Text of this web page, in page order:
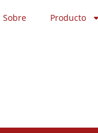
Sobre Producto